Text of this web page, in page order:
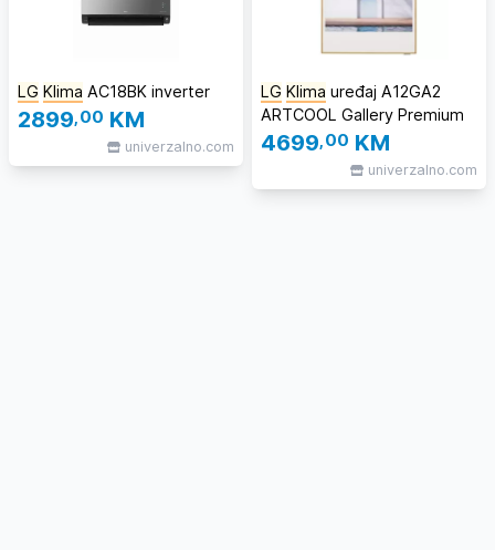
LG Klima AC18BK inverter
2899,00 KM
univerzalno.com
LG Klima uređaj A12GA2
ARTCOOL Gallery Premium
4699,00 KM
univerzalno.com